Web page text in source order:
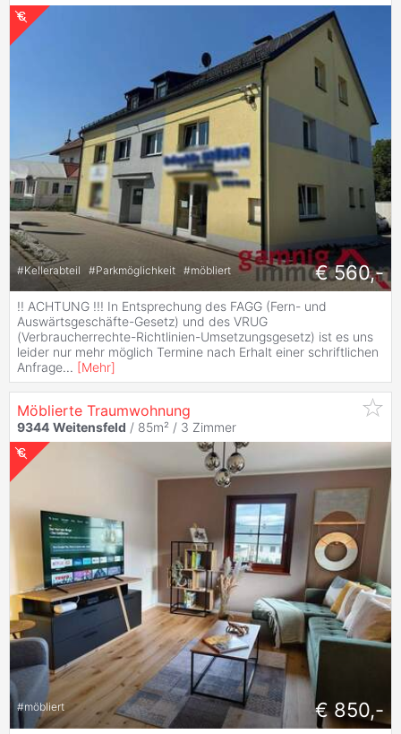
#Kellerabteil #Parkmöglichkeit #möbliert € 560,-
!! ACHTUNG !!! In Entsprechung des FAGG (Fern- und
Auswärtsgeschäfte-Gesetz) und des VRUG
(Verbraucherrechte-Richtlinien-Umsetzungsgesetz) ist es uns
leider nur mehr möglich Termine nach Erhalt einer schriftlichen
Anfrage... [Mehr]
Möblierte Traumwohnung
9344 Weitensfeld / 85m² / 3 Zimmer
#möbliert € 850,-